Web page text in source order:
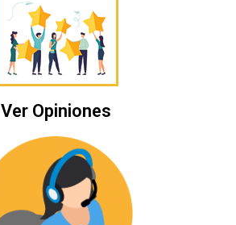
Ver Opiniones